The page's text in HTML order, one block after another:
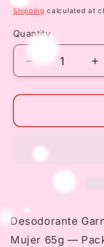
price
Shipping calculated at
Quantity
Decrease
quantity
for
Garnier
Frescura
Mujer
65g
Desodorante
Mujer 65g —